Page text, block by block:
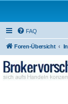
FAQ
Foren-Übersicht